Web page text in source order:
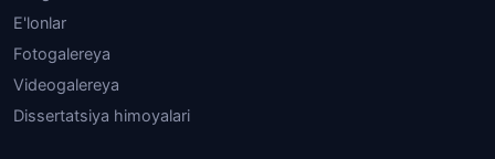
E'lonlar
Fotogalereya
Videogalereya
Dissertatsiya himoyalari